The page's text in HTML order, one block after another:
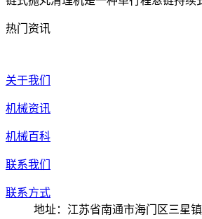
热门资讯
关于我们
机械资讯
机械百科
联系我们
联系方式
地址：江苏省南通市海门区三星镇